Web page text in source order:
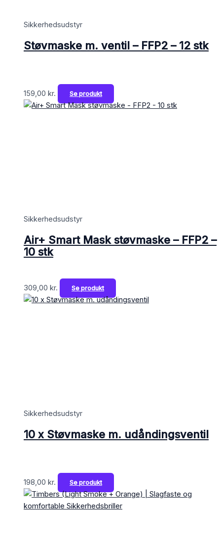
Sikkerhedsudstyr
Støvmaske m. ventil – FFP2 – 12 stk
159,00 kr. Se produkt
Sikkerhedsudstyr
Air+ Smart Mask støvmaske – FFP2 –
10 stk
309,00 kr. Se produkt
Sikkerhedsudstyr
10 x Støvmaske m. udåndingsventil
198,00 kr. Se produkt